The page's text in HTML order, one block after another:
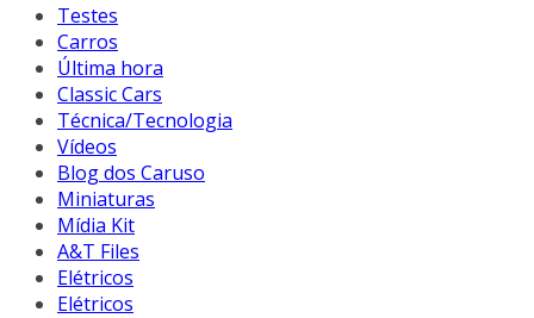
Testes
Carros
Última hora
Classic Cars
Técnica/Tecnologia
Vídeos
Blog dos Caruso
Miniaturas
Mídia Kit
A&T Files
Elétricos
Elétricos